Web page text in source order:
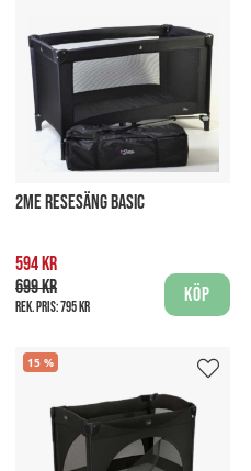
2ME RESESÄNG BASIC
594 kr
699 kr
Rek. pris:795 kr
Köp
15